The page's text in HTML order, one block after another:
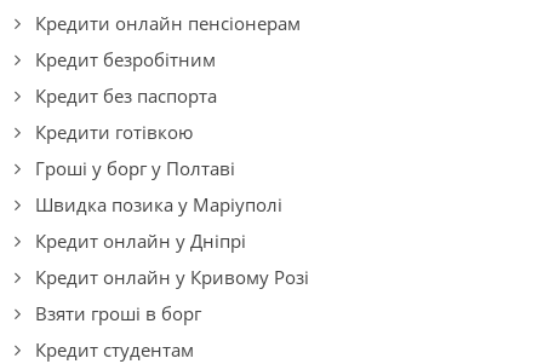
Кредити онлайн пенсіонерам
Кредит безробітним
Кредит без паспорта
Кредити готівкою
Гроші у борг у Полтаві
Швидка позика у Маріуполі
Кредит онлайн у Дніпрі
Кредит онлайн у Кривому Розі
Взяти гроші в борг
Кредит студентам